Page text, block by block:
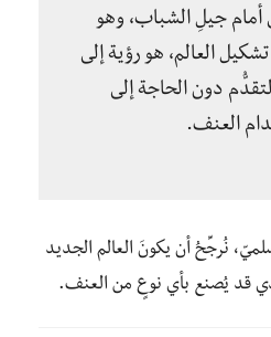
أمام جيلِ الشباب، وهو
العالم، هو رؤية إلى
دون الحاجة إلى
العنف.
نُرجِّحُ أن يكونَ العالم الجديد
قد يُصنع بأي نوعٍ من العنف.